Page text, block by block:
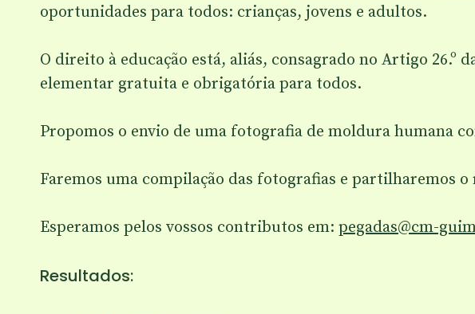
oportunidades para todos: crianças, jovens e adultos.
O direito à educação está, aliás, consagrado no Artigo 26.º
elementar gratuita e obrigatória para todos.
Propomos o envio de uma fotografia de moldura humana
Faremos uma compilação das fotografias e partilharemos
Esperamos pelos vossos contributos em: pegadas@cm-
Resultados: